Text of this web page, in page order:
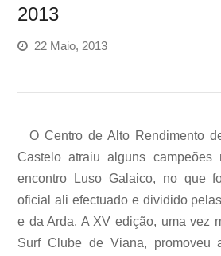
2013
22 Maio, 2013
O Centro de Alto Rendimento
Castelo atraiu alguns campeões
encontro Luso Galaico, no que
oficial ali efectuado e dividido
e da Arda. A XV edição, uma vez
Surf Clube de Viana, promoveu